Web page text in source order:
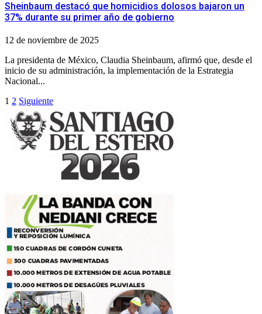
Sheinbaum destacó que homicidios dolosos bajaron un
37% durante su primer año de gobierno
12 de noviembre de 2025
La presidenta de México, Claudia Sheinbaum, afirmó que, desde el
inicio de su administración, la implementación de la Estrategia
Nacional...
Paginación
de
entradas
1 2 Siguiente